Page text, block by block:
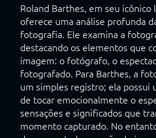
Roland Barthes, em seu icônico
oferece uma análise profunda
fotografia. Ele examina a
destacando os elementos que
imagem: o fotógrafo, o
fotografado. Para Barthes, a
um simples registro; ela possui
de tocar emocionalmente o
sensações e significados que
momento capturado. No